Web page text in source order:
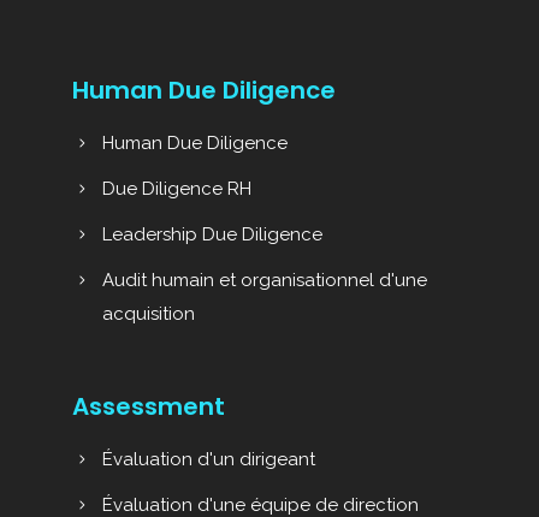
Human Due Diligence
Human Due Diligence
Due Diligence RH
Leadership Due Diligence
Audit humain et organisationnel d'une
acquisition
Assessment
Évaluation d'un dirigeant
Évaluation d'une équipe de direction